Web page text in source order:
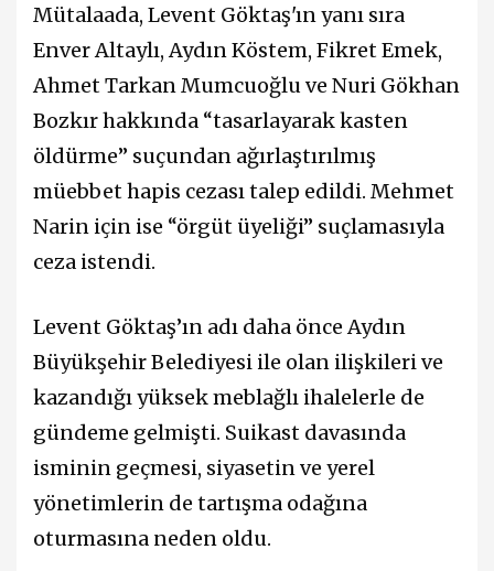
Mütalaada, Levent Göktaş'ın yanı sıra
Enver Altaylı, Aydın Köstem, Fikret Emek,
Ahmet Tarkan Mumcuoğlu ve Nuri Gökhan
Bozkır hakkında “tasarlayarak kasten
öldürme” suçundan ağırlaştırılmış
müebbet hapis cezası talep edildi. Mehmet
Narin için ise “örgüt üyeliği” suçlamasıyla
ceza istendi.
Levent Göktaş’ın adı daha önce Aydın
Büyükşehir Belediyesi ile olan ilişkileri ve
kazandığı yüksek meblağlı ihalelerle de
gündeme gelmişti. Suikast davasında
isminin geçmesi, siyasetin ve yerel
yönetimlerin de tartışma odağına
oturmasına neden oldu.